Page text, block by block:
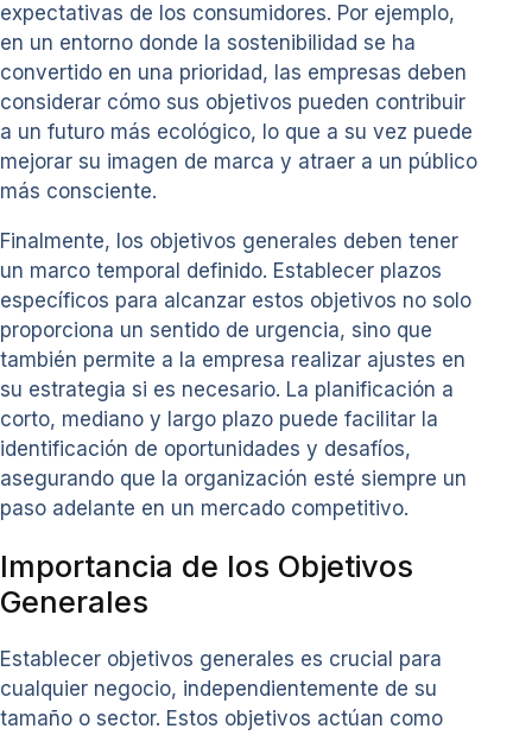
expectativas de los consumidores. Por ejemplo,
en un entorno donde la sostenibilidad se ha
convertido en una prioridad, las empresas deben
considerar cómo sus objetivos pueden contribuir
a un futuro más ecológico, lo que a su vez puede
mejorar su imagen de marca y atraer a un público
más consciente.
Finalmente, los objetivos generales deben tener
un marco temporal definido. Establecer plazos
específicos para alcanzar estos objetivos no solo
proporciona un sentido de urgencia, sino que
también permite a la empresa realizar ajustes en
su estrategia si es necesario. La planificación a
corto, mediano y largo plazo puede facilitar la
identificación de oportunidades y desafíos,
asegurando que la organización esté siempre un
paso adelante en un mercado competitivo.
Importancia de los Objetivos
Generales
Establecer objetivos generales es crucial para
cualquier negocio, independientemente de su
tamaño o sector. Estos objetivos actúan como